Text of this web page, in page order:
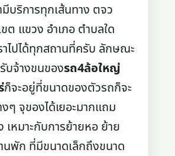
มีบริการทุกเส้นทาง ตจว
แขวง อำเภอ ตำบลใด
ไปได้ทุกสถานที่ครับ ลักษณะ
บจ้างขนของรถ4ล้อใหญ่
ก็จะอยู่ที่ขนาดของตัวรถก็จะ
งๆ จุของได้เยอะมากแถม
เหมาะกับการย้ายหอ ย้าย
นพัก ที่มีขนาดเล็กถึงขนาด